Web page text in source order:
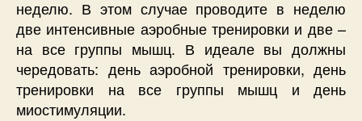
неделю. В этом случае проводите в неделю
две интенсивные аэробные тренировки и две –
на все группы мышц. В идеале вы должны
чередовать: день аэробной тренировки, день
тренировки на все группы мышц и день
миостимуляции.